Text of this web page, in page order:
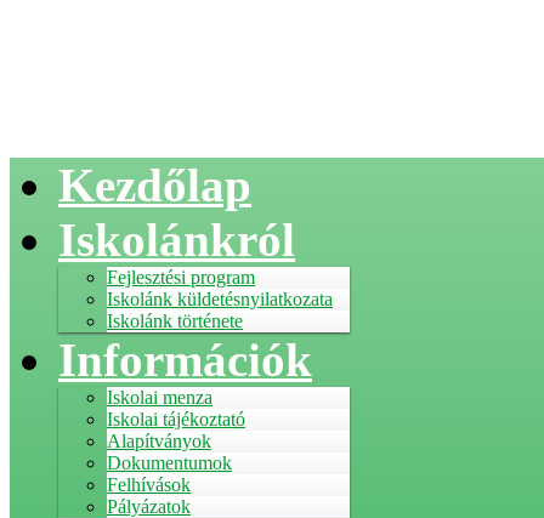
Kezdőlap
Iskolánkról
Fejlesztési program
Iskolánk küldetésnyilatkozata
Iskolánk története
Információk
Iskolai menza
Iskolai tájékoztató
Alapítványok
Dokumentumok
Felhívások
Pályázatok